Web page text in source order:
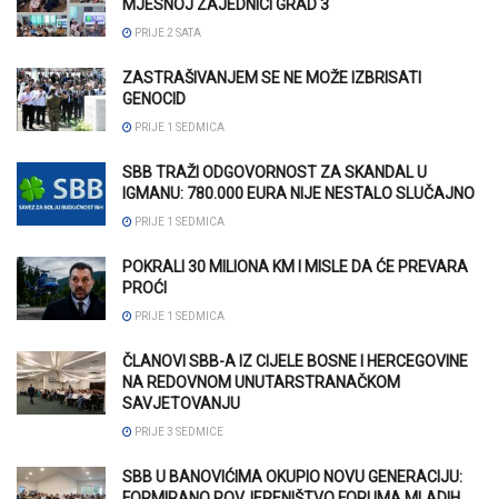
MJESNOJ ZAJEDNICI GRAD 3
PRIJE 2 SATA
ZASTRAŠIVANJEM SE NE MOŽE IZBRISATI
GENOCID
PRIJE 1 SEDMICA
SBB TRAŽI ODGOVORNOST ZA SKANDAL U
IGMANU: 780.000 EURA NIJE NESTALO SLUČAJNO
PRIJE 1 SEDMICA
POKRALI 30 MILIONA KM I MISLE DA ĆE PREVARA
PROĆI
PRIJE 1 SEDMICA
ČLANOVI SBB-A IZ CIJELE BOSNE I HERCEGOVINE
NA REDOVNOM UNUTARSTRANAČKOM
SAVJETOVANJU
PRIJE 3 SEDMICE
SBB U BANOVIĆIMA OKUPIO NOVU GENERACIJU: